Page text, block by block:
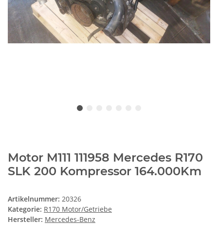
Motor M111 111958 Mercedes R170
SLK 200 Kompressor 164.000Km
Artikelnummer: 20326
Kategorie: R170 Motor/Getriebe
Hersteller: Mercedes-Benz